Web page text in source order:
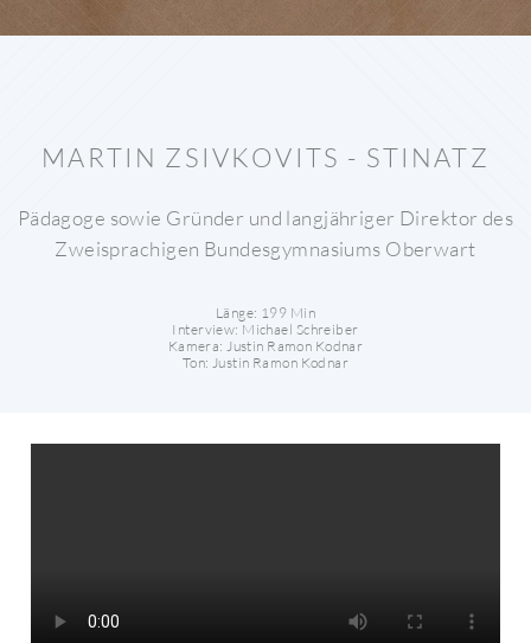
MARTIN ZSIVKOVITS - STINATZ
Pädagoge sowie Gründer und langjähriger Direktor des
Zweisprachigen Bundesgymnasiums Oberwart
Länge: 199 Min
Interview: Michael Schreiber
Kamera: Justin Ramon Kodnar
Ton: Justin Ramon Kodnar